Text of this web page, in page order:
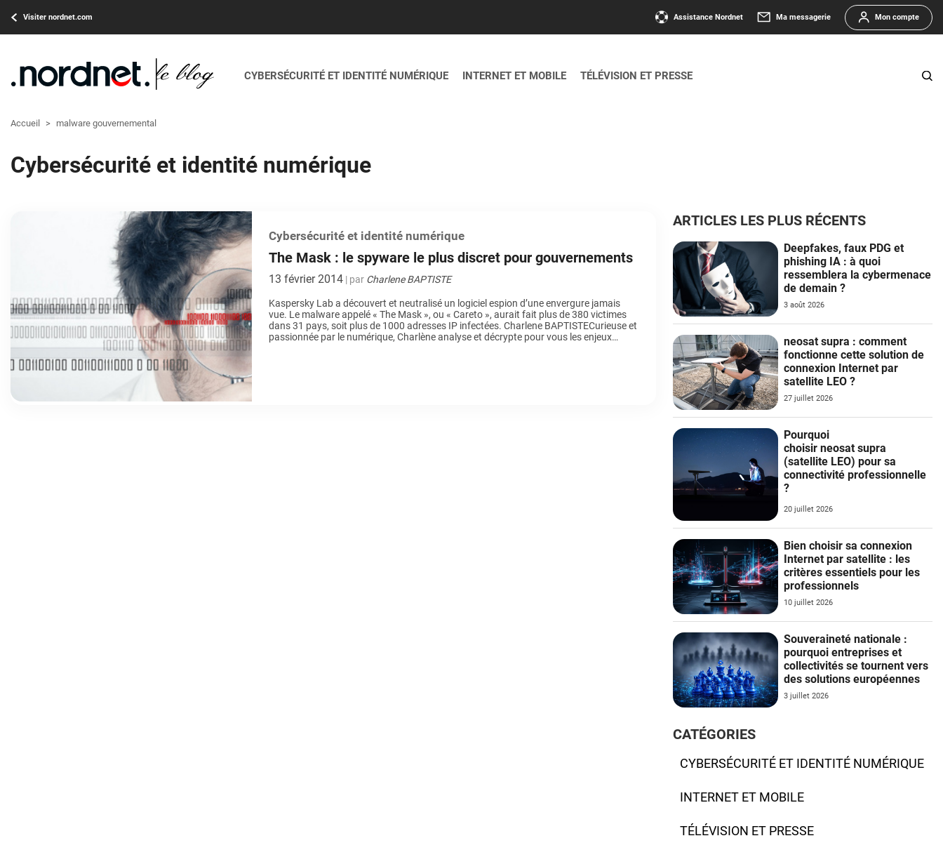
Visiter nordnet.com Assistance Nordnet Ma messagerie Mon compte
CYBERSÉCURITÉ ET IDENTITÉ NUMÉRIQUE INTERNET ET MOBILE TÉLÉVISION ET PRESSE
Accueil > malware gouvernemental
Cybersécurité et identité numérique
Cybersécurité et identité numérique
The Mask : le spyware le plus discret pour gouvernements
13 février 2014 | par Charlene BAPTISTE
Kaspersky Lab a découvert et neutralisé un logiciel espion d’une envergure jamais
vue. Le malware appelé « The Mask », ou « Careto », aurait fait plus de 380 victimes
dans 31 pays, soit plus de 1000 adresses IP infectées. Charlene BAPTISTECurieuse et
passionnée par le numérique, Charlène analyse et décrypte pour vous les enjeux
ARTICLES LES PLUS RÉCENTS
Deepfakes, faux PDG et
phishing IA : à quoi
ressemblera la cybermenace
de demain ?
3 août 2026
neosat supra : comment
fonctionne cette solution de
connexion Internet par
satellite LEO ?
27 juillet 2026
Pourquoi
choisir neosat supra
(satellite LEO) pour sa
connectivité professionnelle
?
20 juillet 2026
Bien choisir sa connexion
Internet par satellite : les
critères essentiels pour les
professionnels
10 juillet 2026
Souveraineté nationale :
pourquoi entreprises et
collectivités se tournent vers
des solutions européennes
3 juillet 2026
CATÉGORIES
CYBERSÉCURITÉ ET IDENTITÉ NUMÉRIQUE
INTERNET ET MOBILE
TÉLÉVISION ET PRESSE